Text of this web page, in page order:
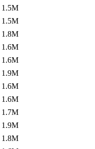
1.5M
1.5M
1.8M
1.6M
1.6M
1.9M
1.6M
1.6M
1.7M
1.9M
1.8M